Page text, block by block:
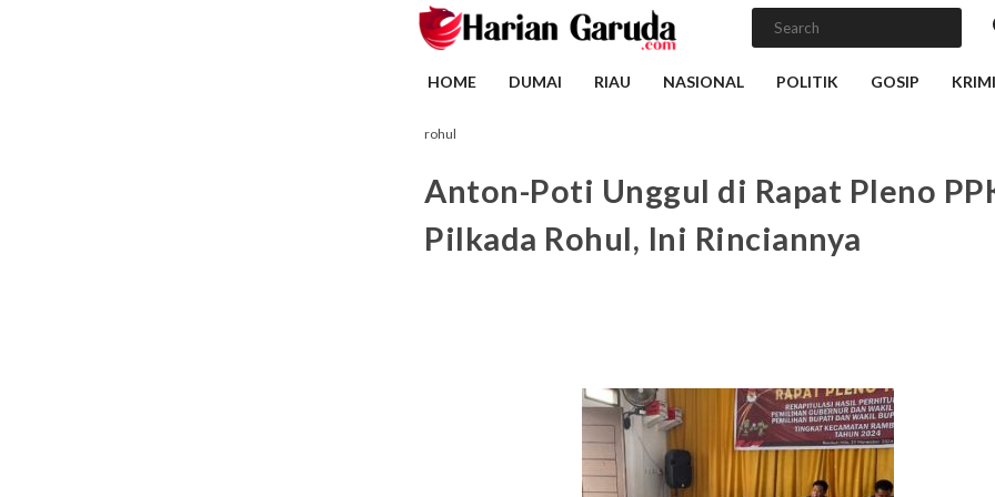
HOME DUMAI RIAU NASIONAL POLITIK GOSIP
rohul
Anton-Poti Unggul di Rapat Pleno
Pilkada Rohul, Ini Rinciannya